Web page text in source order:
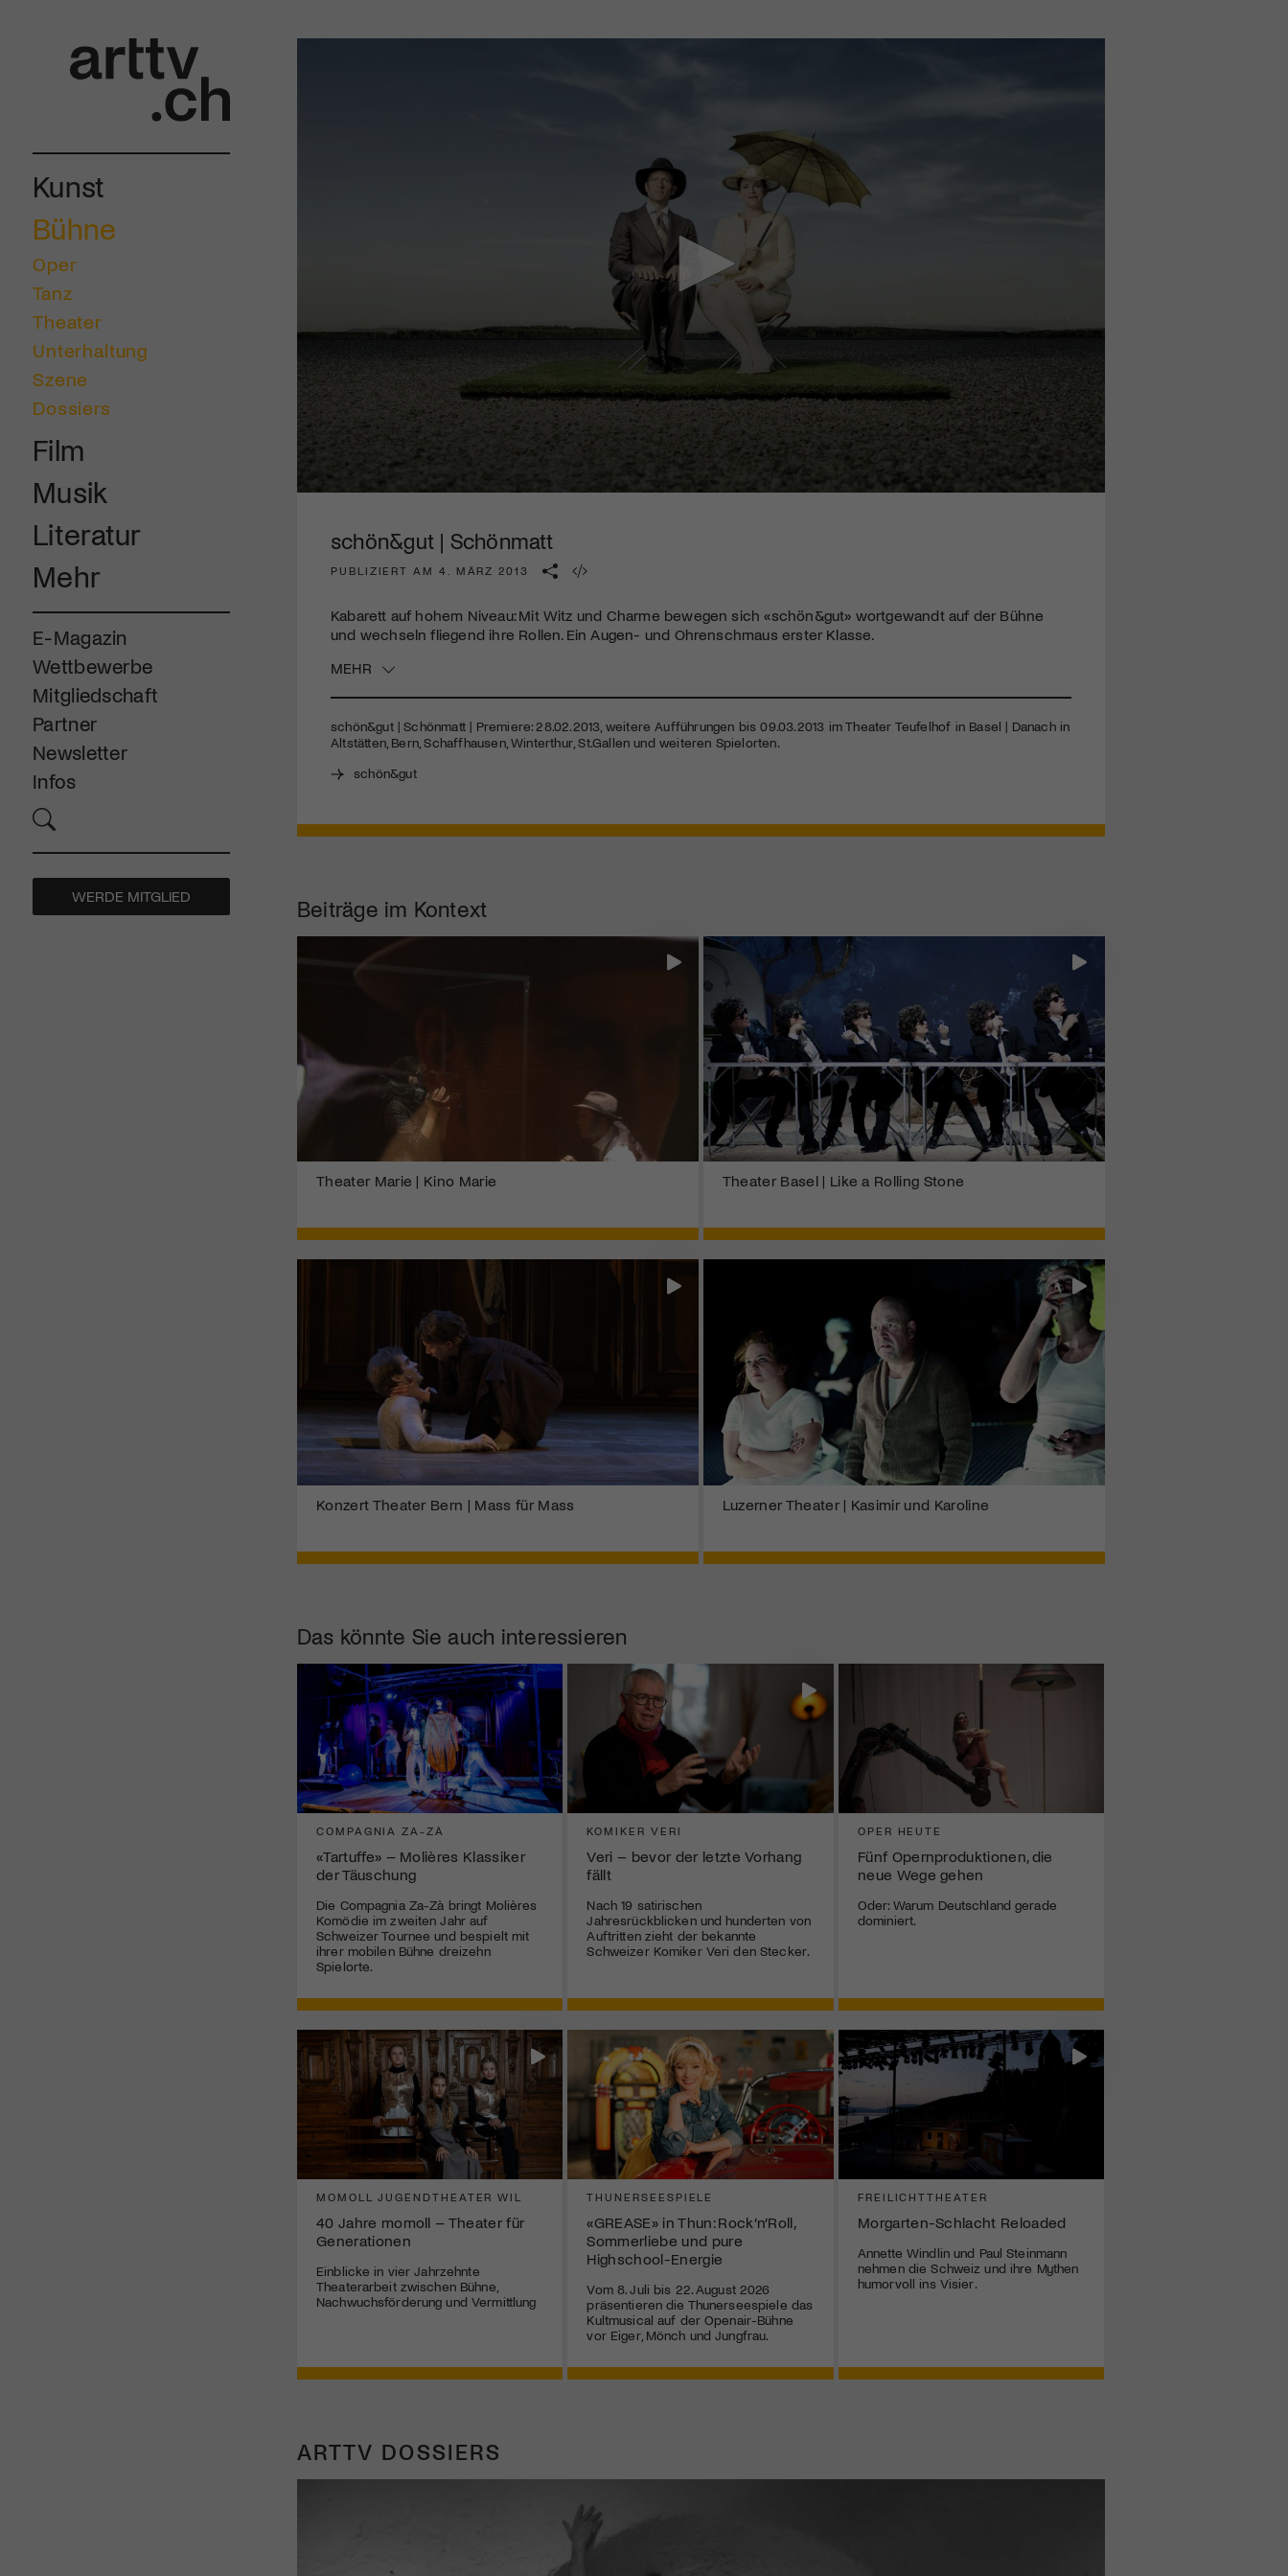
Kunst
Bühne
Oper
Tanz
Theater
Unterhaltung
Szene
Dossiers
Film
Musik
Literatur
Mehr
E-Magazin
Wettbewerbe
Mitgliedschaft
Partner
Newsletter
Infos
WERDE MITGLIED
schön&gut | Schönmatt
PUBLIZIERT AM 4. MÄRZ 2013
Kabarett auf hohem Niveau: Mit Witz und Charme bewegen sich «schön&gut» wortgewandt auf der Bühne
und wechseln fliegend ihre Rollen. Ein Augen- und Ohrenschmaus erster Klasse.
MEHR
schön&gut | Schönmatt | Premiere: 28.02.2013, weitere Aufführungen bis 09.03.2013 im Theater Teufelhof in Basel | Danach in
Altstätten, Bern, Schaffhausen, Winterthur, St.Gallen und weiteren Spielorten.
schön&gut
Beiträge im Kontext
Theater Marie | Kino Marie Theater Basel | Like a Rolling Stone
Konzert Theater Bern | Mass für Mass Luzerner Theater | Kasimir und Karoline
Das könnte Sie auch interessieren
COMPAGNIA ZA-ZÀ
«Tartuffe» – Molières Klassiker
der Täuschung
Die Compagnia Za-Zà bringt Molières
Komödie im zweiten Jahr auf
Schweizer Tournee und bespielt mit
ihrer mobilen Bühne dreizehn
Spielorte.
KOMIKER VERI
Veri – bevor der letzte Vorhang
fällt
Nach 19 satirischen
Jahresrückblicken und hunderten von
Auftritten zieht der bekannte
Schweizer Komiker Veri den Stecker.
OPER HEUTE
Fünf Opernproduktionen, die
neue Wege gehen
Oder: Warum Deutschland gerade
dominiert.
MOMOLL JUGENDTHEATER WIL
40 Jahre momoll – Theater für
Generationen
Einblicke in vier Jahrzehnte
Theaterarbeit zwischen Bühne,
Nachwuchsförderung und Vermittlung
THUNERSEESPIELE
«GREASE» in Thun: Rock’n’Roll,
Sommerliebe und pure
Highschool-Energie
Vom 8. Juli bis 22. August 2026
präsentieren die Thunerseespiele das
Kultmusical auf der Openair-Bühne
vor Eiger, Mönch und Jungfrau.
FREILICHTTHEATER
Morgarten-Schlacht Reloaded
Annette Windlin und Paul Steinmann
nehmen die Schweiz und ihre Mythen
humorvoll ins Visier.
ARTTV DOSSIERS
Mach mit: «Be Part of the Art»!
Engagiere dich als Kulturliebhaber:in, Kulturschaffende(r) oder
Kulturinstitution und unterstütze unsere Arbeit.
Mit deiner Mitgliedschaft erhältst du kostenlosen Zugang zu
diversen Kulturevents.
Jetzt Mitglied werden